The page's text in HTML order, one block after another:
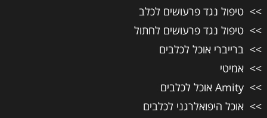
טיפול נגד פרעושים לכלב
טיפול נגד פרעושים לחתול
ברייברי אוכל לכלבים
אמיטי
Amity אוכל לכלבים
אוכל היפואלרגני לכלבים